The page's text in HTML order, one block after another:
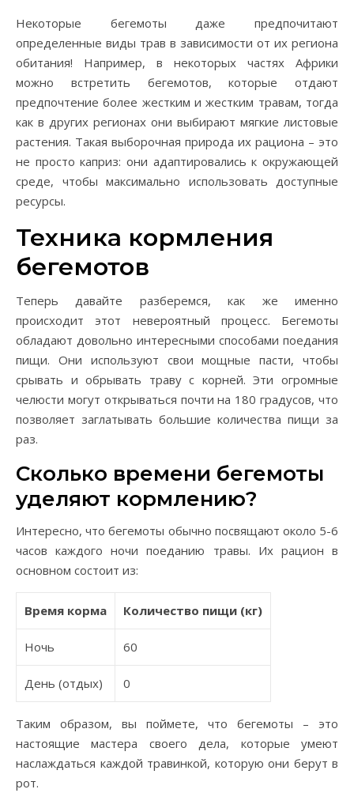
Некоторые бегемоты даже предпочитают
определенные виды трав в зависимости от их региона
обитания! Например, в некоторых частях Африки
можно встретить бегемотов, которые отдают
предпочтение более жестким и жестким травам, тогда
как в других регионах они выбирают мягкие листовые
растения. Такая выборочная природа их рациона – это
не просто каприз: они адаптировались к окружающей
среде, чтобы максимально использовать доступные
ресурсы.
Техника кормления
бегемотов
Теперь давайте разберемся, как же именно
происходит этот невероятный процесс. Бегемоты
обладают довольно интересными способами поедания
пищи. Они используют свои мощные пасти, чтобы
срывать и обрывать траву с корней. Эти огромные
челюсти могут открываться почти на 180 градусов, что
позволяет заглатывать большие количества пищи за
раз.
Сколько времени бегемоты
уделяют кормлению?
Интересно, что бегемоты обычно посвящают около 5-6
часов каждого ночи поеданию травы. Их рацион в
основном состоит из:
Время корма Количество пищи (кг)
Ночь 60
День (отдых) 0
Таким образом, вы поймете, что бегемоты – это
настоящие мастера своего дела, которые умеют
наслаждаться каждой травинкой, которую они берут в
рот.